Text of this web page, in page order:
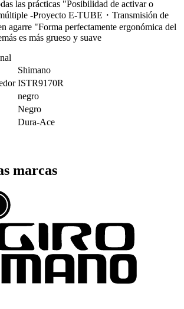
las prácticas "Posibilidad de activar o
-Proyecto E-TUBE・Transmisión de
agarre "Forma perfectamente ergonómica del
es más grueso y suave
Shimano
ISTR9170R
negro
Negro
Dura-Ace
marcas